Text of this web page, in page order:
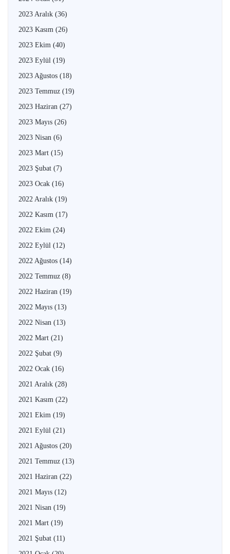
2023 Aralık (36)
2023 Kasım (26)
2023 Ekim (40)
2023 Eylül (19)
2023 Ağustos (18)
2023 Temmuz (19)
2023 Haziran (27)
2023 Mayıs (26)
2023 Nisan (6)
2023 Mart (15)
2023 Şubat (7)
2023 Ocak (16)
2022 Aralık (19)
2022 Kasım (17)
2022 Ekim (24)
2022 Eylül (12)
2022 Ağustos (14)
2022 Temmuz (8)
2022 Haziran (19)
2022 Mayıs (13)
2022 Nisan (13)
2022 Mart (21)
2022 Şubat (9)
2022 Ocak (16)
2021 Aralık (28)
2021 Kasım (22)
2021 Ekim (19)
2021 Eylül (21)
2021 Ağustos (20)
2021 Temmuz (13)
2021 Haziran (22)
2021 Mayıs (12)
2021 Nisan (19)
2021 Mart (19)
2021 Şubat (11)